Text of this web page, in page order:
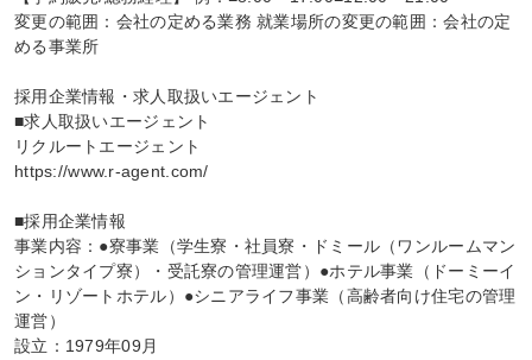
変更の範囲：会社の定める業務 就業場所の変更の範囲：会社の定
める事業所
採用企業情報・求人取扱いエージェント
■求人取扱いエージェント
リクルートエージェント
https://www.r-agent.com/
■採用企業情報
事業内容：●寮事業（学生寮・社員寮・ドミール（ワンルームマン
ションタイプ寮）・受託寮の管理運営）●ホテル事業（ドーミーイ
ン・リゾートホテル）●シニアライフ事業（高齢者向け住宅の管理
運営）
設立：1979年09月